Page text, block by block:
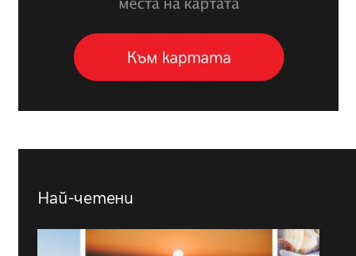
Най-четени